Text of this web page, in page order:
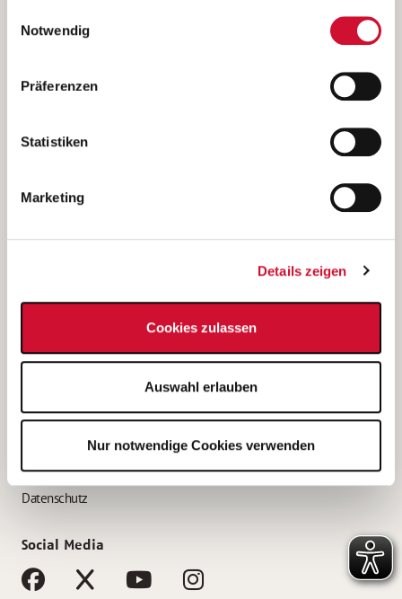
Wenn Sie auf „Cookies zulassen“ klicken, so stimmen
Sie der Speicherung sämtlicher Cookies zu. Sie können
Ihre Einwilligung selbstverständlich jederzeit widerrufen,
indem Sie die Cookie-Einstellungen aufrufen und diese
unsererDatenschutzerklärung
Notwendig
Präferenzen
Statistiken
Marketing
Details zeigen
Cookies zulassen
Auswahl erlauben
Nur notwendige Cookies verwenden
Betreiber der Webseite
Kantstraße 45a
(Ein Tochterunternehmen des AWO Bezirksverbandes Unterfranken
e.V.)
Bewerbung als Altenpflegehelfer*in
Bewerbung als Erzieher*in
AWO Gliederungen nach Bundesland
Impressum
Datenschutz
Social Media